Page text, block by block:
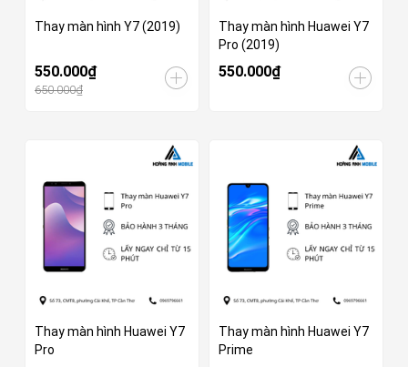
Thay màn hình Y7 (2019)
550.000₫
650.000₫
Thay màn hình Huawei Y7
Pro (2019)
550.000₫
Thay màn hình Huawei Y7
Pro
Thay màn hình Huawei Y7
Prime